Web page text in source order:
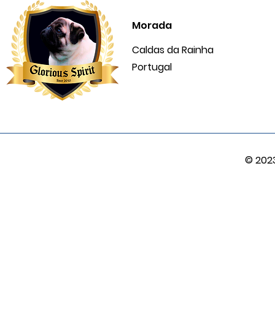
Morada
Caldas da Rainha
Portugal
©